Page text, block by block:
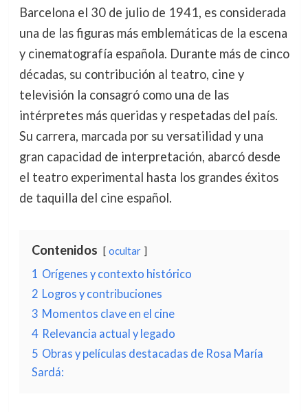
Barcelona el 30 de julio de 1941, es considerada
una de las figuras más emblemáticas de la escena
y cinematografía española. Durante más de cinco
décadas, su contribución al teatro, cine y
televisión la consagró como una de las
intérpretes más queridas y respetadas del país.
Su carrera, marcada por su versatilidad y una
gran capacidad de interpretación, abarcó desde
el teatro experimental hasta los grandes éxitos
de taquilla del cine español.
Contenidos ocultar
1 Orígenes y contexto histórico
2 Logros y contribuciones
3 Momentos clave en el cine
4 Relevancia actual y legado
5 Obras y películas destacadas de Rosa María
Sardá: